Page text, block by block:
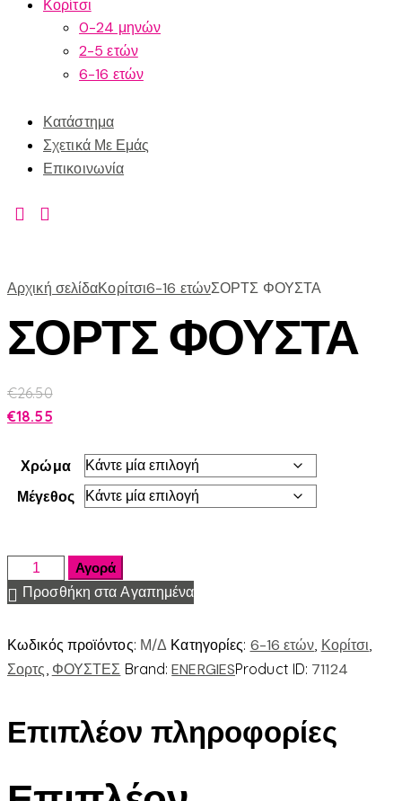
Κορίτσι
0-24 μηνών
2-5 ετών
6-16 ετών
Κατάστημα
Σχετικά Με Εμάς
Επικοινωνία
Αρχική σελίδαΚορίτσι6-16 ετώνΣΟΡΤΣ ΦΟΥΣΤΑ
ΣΟΡΤΣ ΦΟΥΣΤΑ
€26.50
€18.55
Χρώμα
Μέγεθος
Αγορά
Προσθήκη στα Αγαπημένα
Κωδικός προϊόντος: Μ/Δ Κατηγορίες: 6-16 ετών, Κορίτσι,
Σορτς, ΦΟΥΣΤΕΣ Brand:ENERGIESProduct ID: 71124
Επιπλέον πληροφορίες